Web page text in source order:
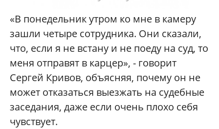
«В понедельник утром ко мне в камеру
зашли четыре сотрудника. Они сказали,
что, если я не встану и не поеду на суд, то
меня отправят в карцер», - говорит
Сергей Кривов, объясняя, почему он не
может отказаться выезжать на судебные
заседания, даже если очень плохо себя
чувствует.